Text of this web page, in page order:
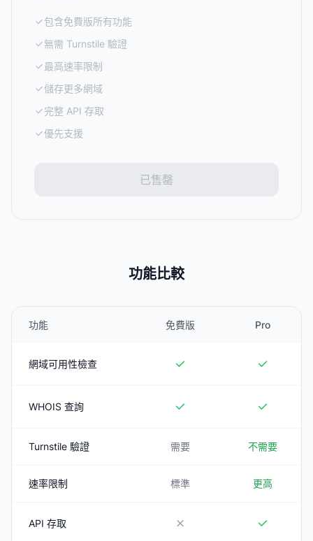
包含免費版所有功能
無需 Turnstile 驗證
最高速率限制
儲存更多網域
完整 API 存取
優先支援
已售罄
功能比較
功能 免費版 Pro
網域可用性檢查
WHOIS 查詢
Turnstile 驗證 需要 不需要
速率限制 標準 更高
API 存取